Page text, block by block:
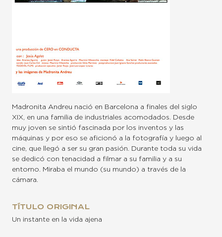
Madronita Andreu nació en Barcelona a finales del siglo
XIX, en una familia de industriales acomodados. Desde
muy joven se sintió fascinada por los inventos y las
máquinas y por eso se aficionó a la fotografía y luego al
cine, que llegó a ser su gran pasión. Durante toda su vida
se dedicó con tenacidad a filmar a su familia y a su
entorno. Miraba el mundo (su mundo) a través de la
cámara.
TÍTULO ORIGINAL
Un instante en la vida ajena